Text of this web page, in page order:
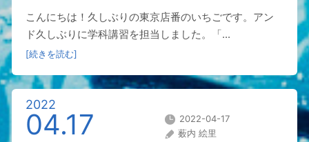
⁠⁠⁠⁠⁠⁠⁠こんにちは！久しぶりの東京店番のいちごです。アン
ド久しぶりに学科講習を担当しました。「...
[続きを読む]
2022
04.17
2022-04-17
薮内 絵里